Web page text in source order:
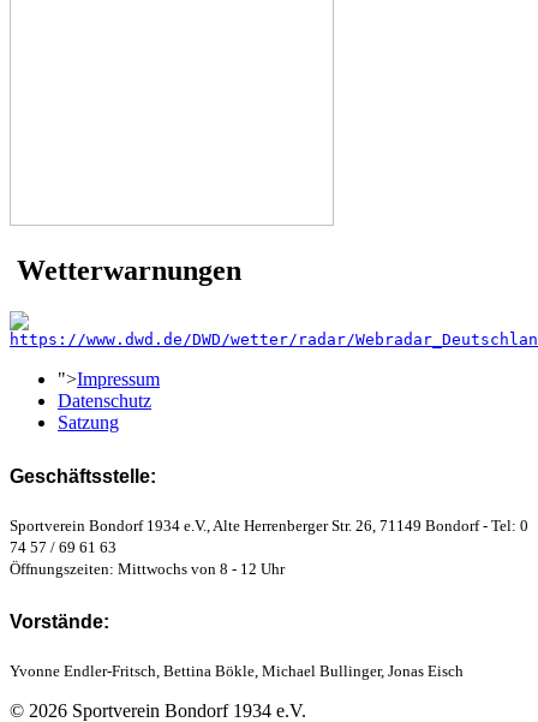
Wetterwarnungen
">Impressum
Datenschutz
Satzung
Geschäftsstelle:
Sportverein Bondorf 1934 e.V., Alte Herrenberger Str. 26, 71149 Bondorf - Tel: 0
74 57 / 69 61 63
Öffnungszeiten: Mittwochs von 8 - 12 Uhr
Vorstände:
Yvonne Endler-Fritsch, Bettina Bökle, Michael Bullinger, Jonas Eisch
© 2026 Sportverein Bondorf 1934 e.V.